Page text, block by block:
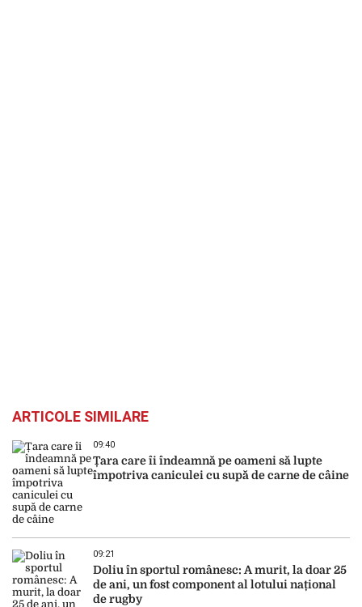
ARTICOLE SIMILARE
09:40
Țara care îi îndeamnă pe oameni să lupte
împotriva caniculei cu supă de carne de câine
09:21
Doliu în sportul românesc: A murit, la doar 25
de ani, un fost component al lotului național
de rugby